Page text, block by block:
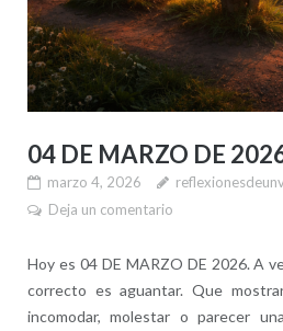
04 DE MARZO DE
marzo 4, 2026
Deja un comentario
Hoy es 04 DE MARZO DE 2026. A
correcto es aguantar. Que
incomodar, molestar o parecer